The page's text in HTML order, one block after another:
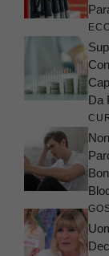
Da